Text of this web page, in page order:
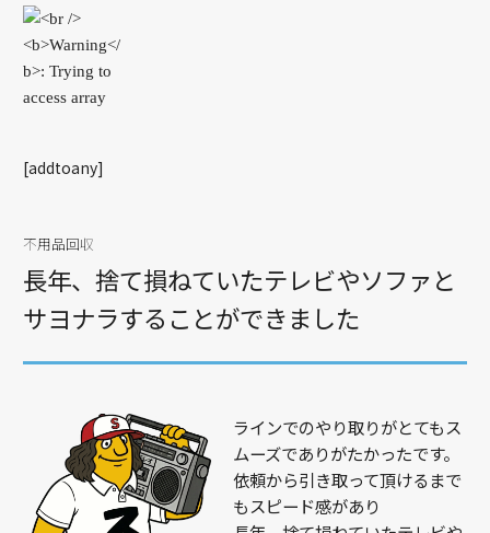
[addtoany]
不用品回収
長年、捨て損ねていたテレビやソファと
サヨナラすることができました
ラインでのやり取りがとてもス
ムーズでありがたかったです。
依頼から引き取って頂けるまで
もスピード感があり